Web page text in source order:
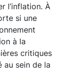
l’inflation. À
si une
à la
critiques
au sein de la